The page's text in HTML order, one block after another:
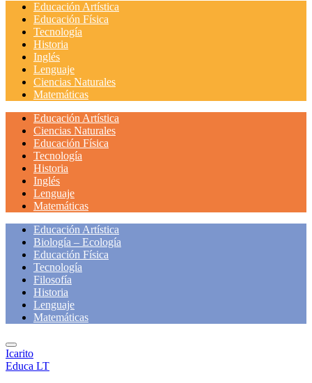
Educación Artística
Educación Física
Tecnología
Historia
Inglés
Lenguaje
Ciencias Naturales
Matemáticas
Educación Artística
Ciencias Naturales
Educación Física
Tecnología
Historia
Inglés
Lenguaje
Matemáticas
Educación Artística
Biología – Ecología
Educación Física
Tecnología
Filosofía
Historia
Lenguaje
Matemáticas
Icarito
Educa LT